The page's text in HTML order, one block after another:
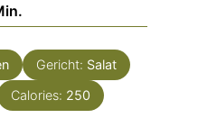
Gericht: Salat
Calories: 250